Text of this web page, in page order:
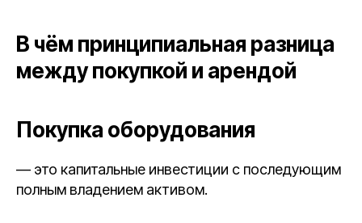
В чём принципиальная разница
между покупкой и арендой
Покупка оборудования
— это капитальные инвестиции с последующим
полным владением активом.